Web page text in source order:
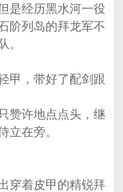
是经历黑水河一役
阶列岛的拜龙军不
。
，带好了配剑跟
许地点点头，继
立在旁。
着皮甲的精锐拜